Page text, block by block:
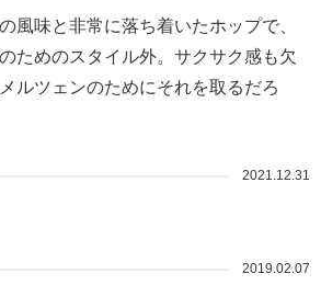
風味と非常に落ち着いたホップで、
ためのスタイル外。サクサク感も欠
ルツェンのためにそれを取るだろ
2021.12.31
2019.02.07